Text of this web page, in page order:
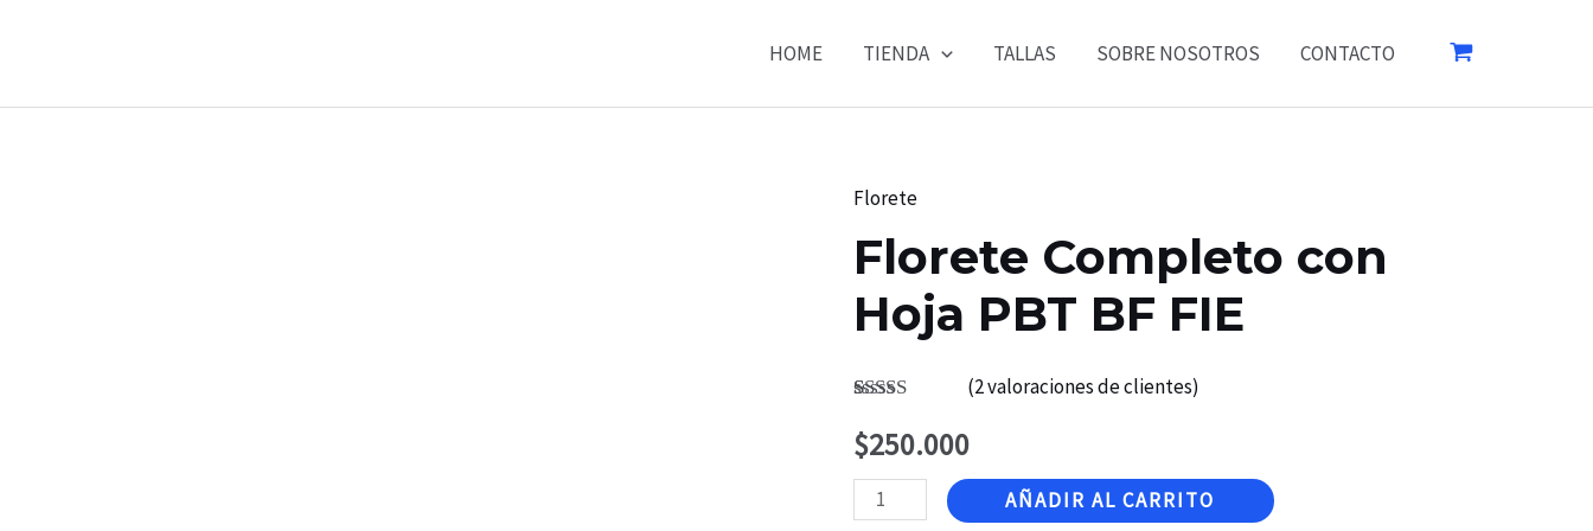
HOME TIENDA TALLAS SOBRE NOSOTROS CONTACTO
Florete
Florete Completo con
Hoja PBT BF FIE
4.50sobre
5 basado
en
puntuaciones
de clientes
(2valoraciones de clientes)
$250.000
Florete
AÑADIR AL CARRITO